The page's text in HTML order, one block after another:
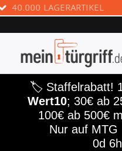
LAGERARTIKEL
🏷️ Staffelrabatt!
Wert10; 30€ ab
100€ ab 500€
Nur auf MTG
0d